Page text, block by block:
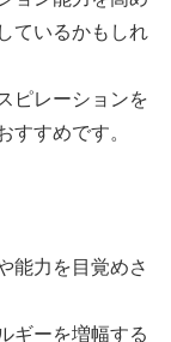
ているかもしれ
ピレーションを
すすめです。
能力を目覚めさ
ギーを増幅する